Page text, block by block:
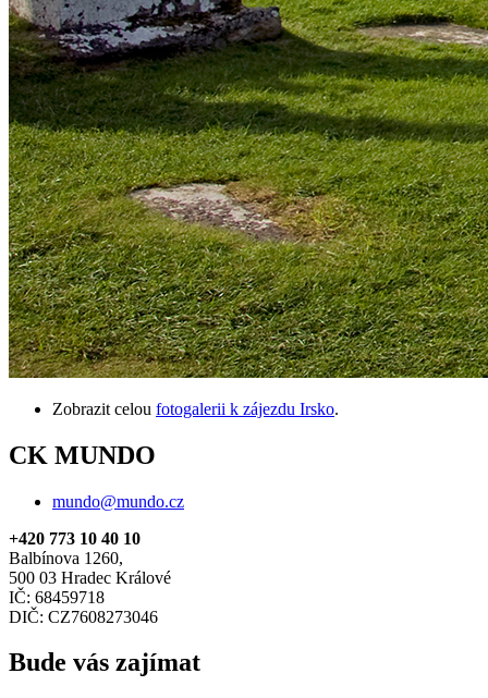
Zobrazit celou fotogalerii k zájezdu Irsko.
CK MUNDO
mundo@mundo.cz
+420 773 10 40 10
Balbínova 1260,
500 03 Hradec Králové
IČ: 68459718
DIČ: CZ7608273046
Bude vás zajímat